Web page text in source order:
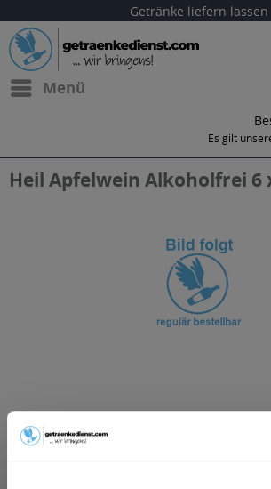
Getränke liefern lassen
Menü
Es gilt
Heil Apfelwein Alkoholfrei 6
ab 11,69 € *